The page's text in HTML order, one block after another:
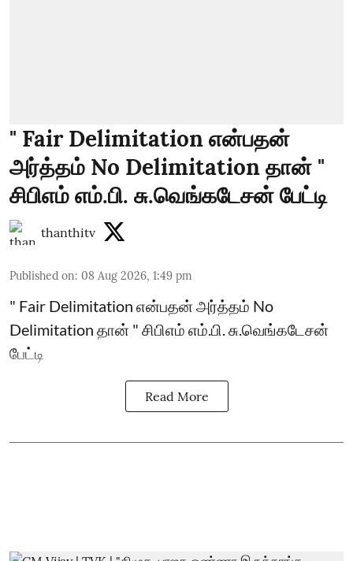
" Fair Delimitation என்பதன்
அர்த்தம் No Delimitation தான் "
சிபிஎம் எம்.பி. சு.வெங்கடேசன் பேட்டி
thanthitv
Published on: 08 Aug 2026, 1:49 pm
" Fair Delimitation என்பதன் அர்த்தம் No
Delimitation தான் " சிபிஎம் எம்.பி. சு.வெங்கடேசன்
பேட்டி
Read More